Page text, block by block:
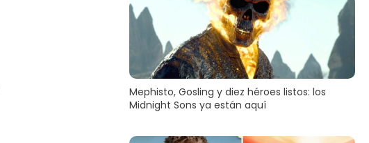
Mephisto, Gosling y diez héroes listos: los
Midnight Sons ya están aquí